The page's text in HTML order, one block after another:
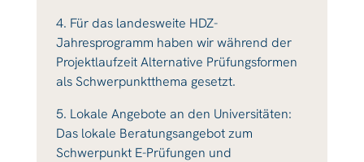
4. Für das landesweite HDZ-
Jahresprogramm haben wir während der
Projektlaufzeit Alternative Prüfungsformen
als Schwerpunktthema gesetzt.
5. Lokale Angebote an den Universitäten:
Das lokale Beratungsangebot zum
Schwerpunkt E-Prüfungen und